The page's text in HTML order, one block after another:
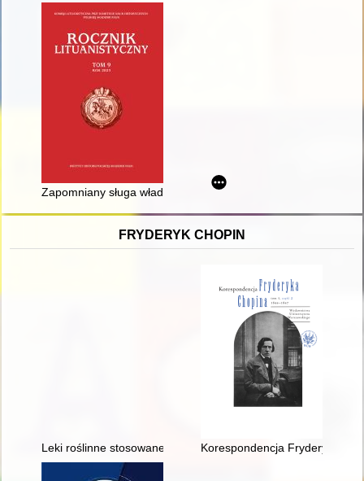
Zapomniany sługa władzy : Marcin z Szadka, dyplomata i
FRYDERYK CHOPIN
Leki roślinne stosowane w leczeniu Fryderyka Chopina
Korespondencja Fryderyka